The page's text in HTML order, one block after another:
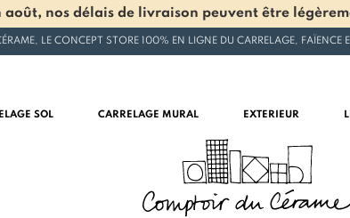
août, nos délais de livraison peuvent être
LE CONCEPT STORE 100% EN LIGNE DU CARRELAGE, FAÏENCE
SOL CARRELAGE MURAL EXTERIEUR